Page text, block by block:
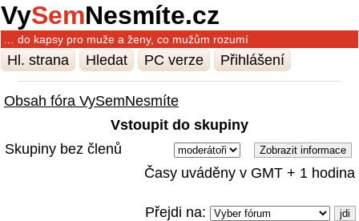
VySemNesmíte.cz
… do kapsy pro muže a ženy, co mužům rozumí
Hl. strana Hledat PC verze Přihlášení
Obsah fóra VySemNesmíte
Vstoupit do skupiny
Skupiny bez členů
Časy uváděny v GMT + 1 hodina
Přejdi na: